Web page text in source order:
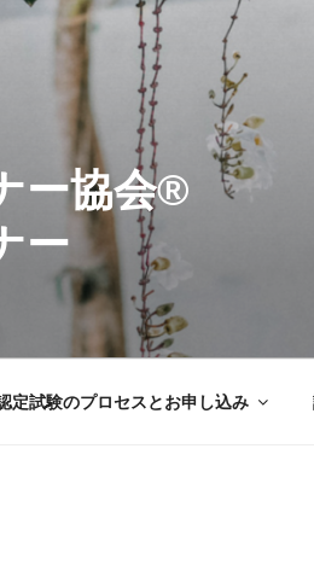
デザ
ー
定試験のプロセスとお申し込み